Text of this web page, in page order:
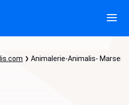
Animalerie-Animalis-